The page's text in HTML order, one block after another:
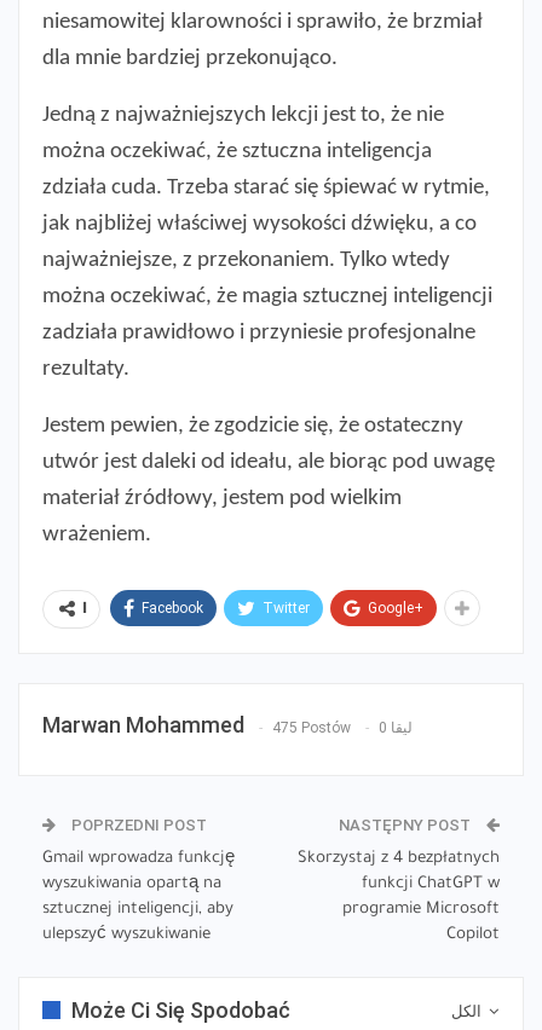
niesamowitej klarowności i sprawiło, że brzmiał
dla mnie bardziej przekonująco.
Jedną z najważniejszych lekcji jest to, że nie
można oczekiwać, że sztuczna inteligencja
zdziała cuda. ​​Trzeba starać się śpiewać w rytmie,
jak najbliżej właściwej wysokości dźwięku, a co
najważniejsze, z przekonaniem. Tylko wtedy
można oczekiwać, że magia sztucznej inteligencji
zadziała prawidłowo i przyniesie profesjonalne
rezultaty.
Jestem pewien, że zgodzicie się, że ostateczny
utwór jest daleki od ideału, ale biorąc pod uwagę
materiał źródłowy, jestem pod wielkim
wrażeniem.
ا Facebook Twitter Google+
Marwan Mohammed 475 Postów 0 ليقا
POPRZEDNI POST
Gmail wprowadza funkcję
wyszukiwania opartą na
sztucznej inteligencji, aby
ulepszyć wyszukiwanie
NASTĘPNY POST
Skorzystaj z 4 bezpłatnych
funkcji ChatGPT w
programie Microsoft
Copilot
Może Ci Się Spodobać